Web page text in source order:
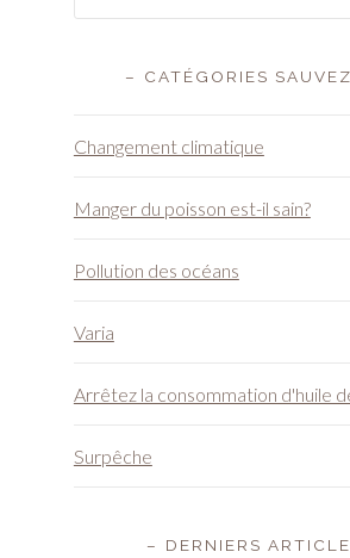
– CATÉGORIES
Changement climatique
Manger du poisson est-il sain?
Pollution des océans
Varia
Arrêtez la consommation d'huile
Surpêche
– DERNIERS